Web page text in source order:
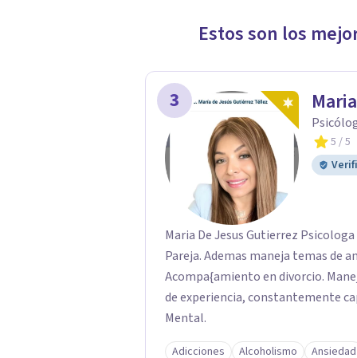
Estos son los
3
5 / 5
Maria De Jesus Gutierrez
Pareja. Ademas maneja temas de
Acompa{amiento en divorcio.
de experiencia, constantemente
Mental.
Adicciones Alcoholismo Ansiedad